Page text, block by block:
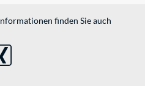
finden Sie auch